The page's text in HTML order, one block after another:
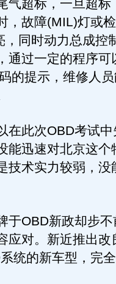
气超标，一旦超标
，故障(MIL)灯或
同时动力总成控
通过一定的程序可
的提示，维修人
此次OBD考试中
能迅速对北京这个
技术实力较弱，没
OBD新政却步不
应对。新近推出改
统的新车型，完